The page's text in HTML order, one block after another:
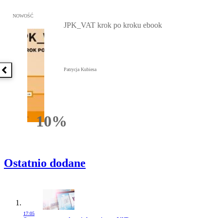
Poprzednia książka
Przejdź do: JPK_VAT krok po kroku ebook, Patrycja Kubiesa -
NOWOŚĆ
10%Rabatu
JPK_VAT krok po kroku ebook
Patrycja Kubiesa
Ostatnio dodane
17:05